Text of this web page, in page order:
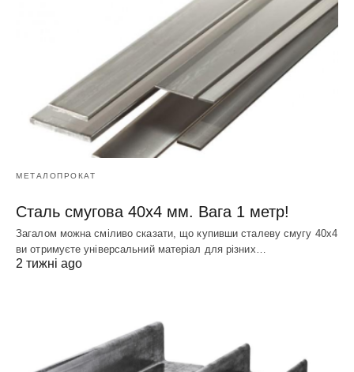
МЕТАЛОПРОКАТ
Сталь смугова 40х4 мм. Вага 1 метр!
Загалом можна сміливо сказати, що купивши сталеву смугу 40х4
ви отримуєте універсальний матеріал для різних…
2 тижні ago